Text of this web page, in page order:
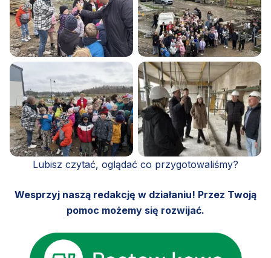
Lubisz czytać, oglądać co przygotowaliśmy?
Wesprzyj naszą redakcję w działaniu! Przez Twoją
pomoc możemy się rozwijać.